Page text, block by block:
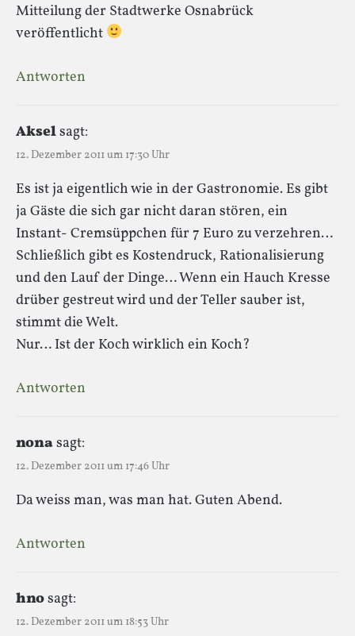
Mitteilung der Stadtwerke Osnabrück
veröffentlicht
Antworten
Akselsagt:
12. Dezember 2011 um 17:30 Uhr
Es ist ja eigentlich wie in der Gastronomie. Es gibt
ja Gäste die sich gar nicht daran stören, ein
Instant- Cremsüppchen für 7 Euro zu verzehren…
Schließlich gibt es Kostendruck, Rationalisierung
und den Lauf der Dinge… Wenn ein Hauch Kresse
drüber gestreut wird und der Teller sauber ist,
stimmt die Welt.
Nur… Ist der Koch wirklich ein Koch?
Antworten
nonasagt:
12. Dezember 2011 um 17:46 Uhr
Da weiss man, was man hat. Guten Abend.
Antworten
hnosagt:
12. Dezember 2011 um 18:53 Uhr